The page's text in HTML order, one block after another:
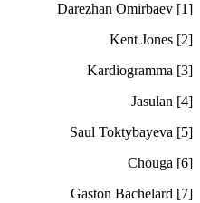
[1] Darezhan Omirbaev
[2] Kent Jones
[3] Kardiogramma
[4] Jasulan
[5] Saul Toktybayeva
[6] Chouga
[7] Gaston Bachelard